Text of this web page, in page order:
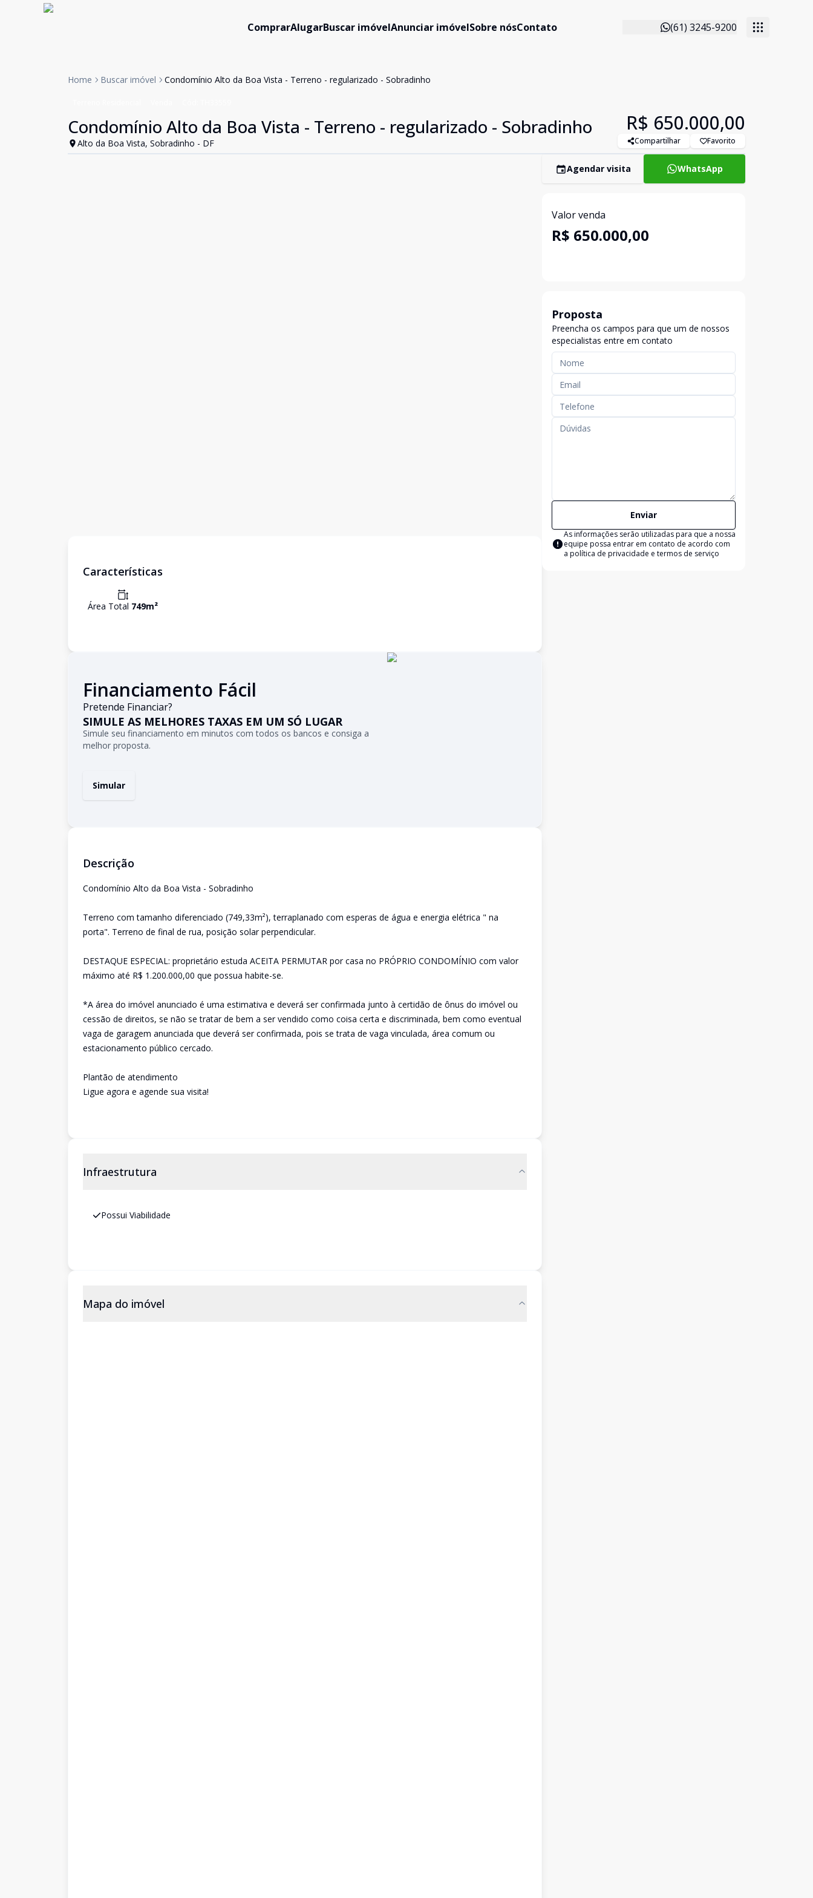
ComprarAlugarBuscar imóvelAnunciar imóvelSobre nósContato (61) 3245-9200
Home Buscar imóvel Condomínio Alto da Boa Vista - Terreno - regularizado - Sobradinho
Condomínio Alto da Boa Vista - Terreno - regularizado - Sobradinho
Alto da Boa Vista, Sobradinho - DF
R$ 650.000,00
Compartilhar Favorito
Características
Área Total 749m²
Financiamento Fácil
Pretende Financiar?
SIMULE AS MELHORES TAXAS EM UM SÓ LUGAR
Simule seu financiamento em minutos com todos os bancos e consiga a
melhor proposta.
Simular
Descrição
Condomínio Alto da Boa Vista - Sobradinho
Terreno com tamanho diferenciado (749,33m²), terraplanado com esperas de água e energia elétrica " na
porta". Terreno de final de rua, posição solar perpendicular.
DESTAQUE ESPECIAL: proprietário estuda ACEITA PERMUTAR por casa no PRÓPRIO CONDOMÍNIO com valor
máximo até R$ 1.200.000,00 que possua habite-se.
*A área do imóvel anunciado é uma estimativa e deverá ser confirmada junto à certidão de ônus do imóvel ou
cessão de direitos, se não se tratar de bem a ser vendido como coisa certa e discriminada, bem como eventual
vaga de garagem anunciada que deverá ser confirmada, pois se trata de vaga vinculada, área comum ou
estacionamento público cercado.
Plantão de atendimento
Ligue agora e agende sua visita!
Infraestrutura
Possui Viabilidade
Mapa do imóvel
Agendar visita WhatsApp
Valor venda
R$ 650.000,00
Proposta
Preencha os campos para que um de nossos
especialistas entre em contato
Enviar
As informações serão utilizadas para que a nossa
equipe possa entrar em contato de acordo com
a política de privacidade e termos de serviço